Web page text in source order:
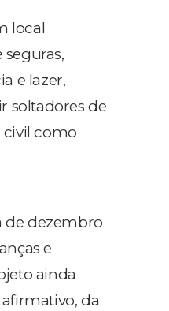
local
e lazer,
soltadores de
civil como
de dezembro
e
ainda
da